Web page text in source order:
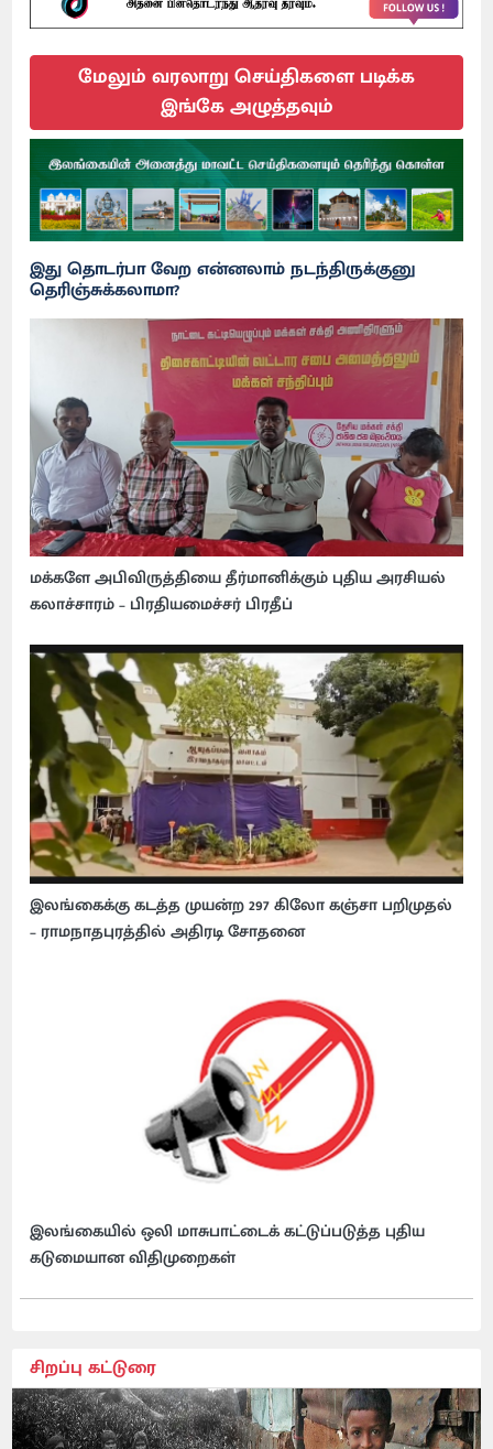
மேலும் வரலாறு செய்திகளை படிக்க
இங்கே அழுத்தவும்
இது தொடர்பா வேற என்னலாம் நடந்திருக்குனு
தெரிஞ்சுக்கலாமா?
மக்களே அபிவிருத்தியை தீர்மானிக்கும் புதிய அரசியல்
கலாச்சாரம் – பிரதியமைச்சர் பிரதீப்
இலங்கைக்கு கடத்த முயன்ற 297 கிலோ கஞ்சா பறிமுதல்
– ராமநாதபுரத்தில் அதிரடி சோதனை
இலங்கையில் ஒலி மாசுபாட்டைக் கட்டுப்படுத்த புதிய
கடுமையான விதிமுறைகள்
சிறப்பு கட்டுரை